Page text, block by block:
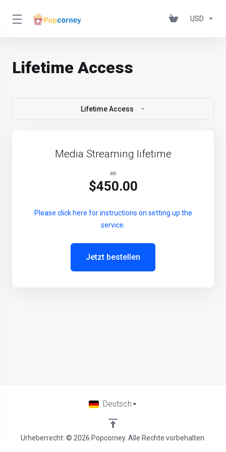
USD
Lifetime Access
Lifetime Access
Media Streaming lifetime
ab
$450.00
Please click here for instructions on setting up the
service.
Jetzt bestellen
Urheberrecht: © 2026 Popcorney. Alle Rechte vorbehalten.
Deutsch